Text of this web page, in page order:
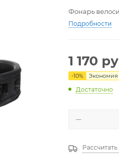
Фонарь
Подробности
1 170
-10% Экономия
Достаточно